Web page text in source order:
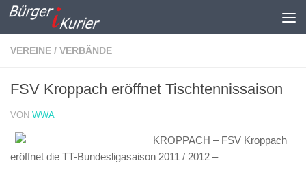
Zum Inhalt springen
VEREINE / VERBÄNDE
FSV Kroppach eröffnet Tischtennissaison
VON WWA
KROPPACH – FSV Kroppach
eröffnet die TT-Bundesligasaison 2011 / 2012 –